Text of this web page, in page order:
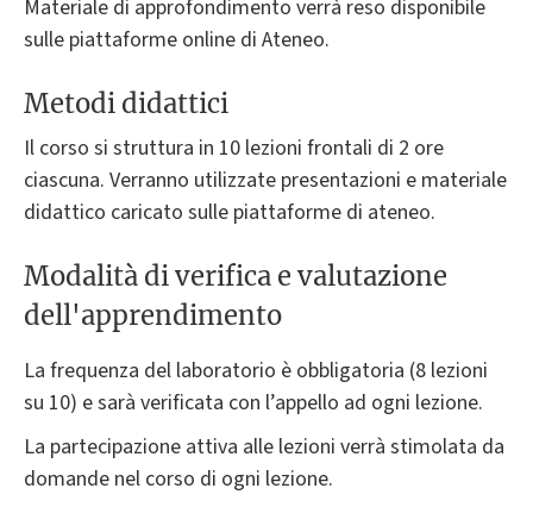
Materiale di approfondimento verrà reso disponibile
sulle piattaforme online di Ateneo.
Metodi didattici
Il corso si struttura in 10 lezioni frontali di 2 ore
ciascuna. Verranno utilizzate presentazioni e materiale
didattico caricato sulle piattaforme di ateneo.
Modalità di verifica e valutazione
dell'apprendimento
La frequenza del laboratorio è obbligatoria (8 lezioni
su 10) e sarà verificata con l’appello ad ogni lezione.
La partecipazione attiva alle lezioni verrà stimolata da
domande nel corso di ogni lezione.